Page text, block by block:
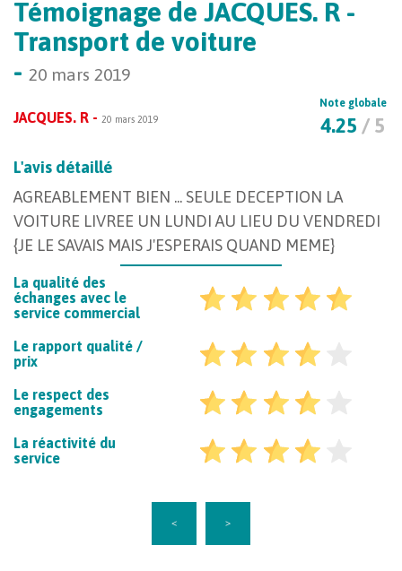
Témoignage de JACQUES. R -
Transport de voiture
- 20 mars 2019
JACQUES. R - 20 mars 2019
Note globale
4.25 / 5
L'avis détaillé
AGREABLEMENT BIEN ... SEULE DECEPTION LA
VOITURE LIVREE UN LUNDI AU LIEU DU VENDREDI
{JE LE SAVAIS MAIS J'ESPERAIS QUAND MEME}
La qualité des
échanges avec le
service commercial
Le rapport qualité /
prix
Le respect des
engagements
La réactivité du
service
< >